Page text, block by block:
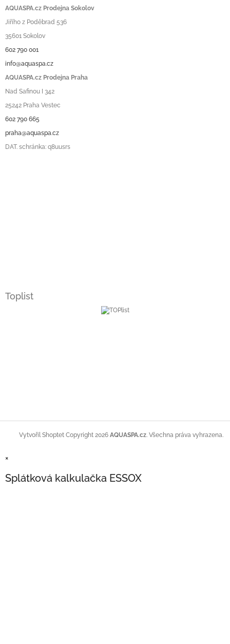
AQUASPA.cz Prodejna Sokolov
Jiřího z Poděbrad 536
35601 Sokolov
602 790 001
info@aquaspa.cz
AQUASPA.cz Prodejna Praha
Nad Safinou I 342
25242 Praha Vestec
602 790 665
praha@aquaspa.cz
DAT. schránka: q8uusrs
Toplist
Vytvořil Shoptet Copyright 2026 AQUASPA.cz. Všechna práva vyhrazena.
×
Splátková kalkulačka ESSOX